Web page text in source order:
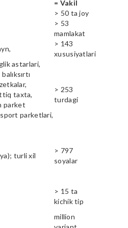
= Vakil
> 50 ta joy
> 53
mamlakat
> 143
xususiyatlari
astarlari,
taxta,
parket
parketlari,
> 253
turdagi
turli xil
> 797
soyalar
> 15 ta
kichik tip
million